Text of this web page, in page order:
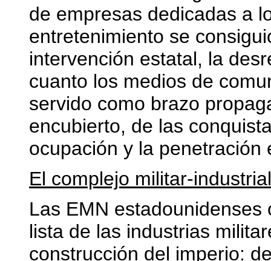
de empresas dedicadas a
entretenimiento se
intervención estatal, la
cuanto los medios de
servido como brazo
encubierto, de las
ocupación y la penetración
El complejo militar-industrial
Las EMN
lista de las industrias
construcción del imperio: